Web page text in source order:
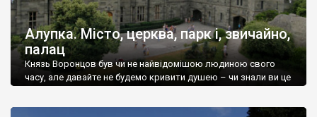
Алупка. Місто, церква, парк і, звичайно,
палац
Князь Воронцов був чи не найвідомішою людиною свого
часу, але давайте не будемо кривити душею – чи знали ви це